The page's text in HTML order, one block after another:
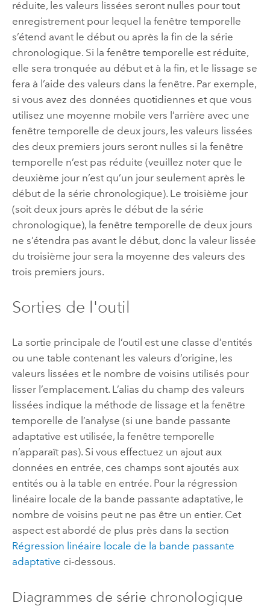
réduite, les valeurs lissées seront nulles pour tout
enregistrement pour lequel la fenêtre temporelle
s’étend avant le début ou après la fin de la série
chronologique. Si la fenêtre temporelle est réduite,
elle sera tronquée au début et à la fin, et le lissage se
fera à l’aide des valeurs dans la fenêtre. Par exemple,
si vous avez des données quotidiennes et que vous
utilisez une moyenne mobile vers l’arrière avec une
fenêtre temporelle de deux jours, les valeurs lissées
des deux premiers jours seront nulles si la fenêtre
temporelle n’est pas réduite (veuillez noter que le
deuxième jour n’est qu’un jour seulement après le
début de la série chronologique). Le troisième jour
(soit deux jours après le début de la série
chronologique), la fenêtre temporelle de deux jours
ne s’étendra pas avant le début, donc la valeur lissée
du troisième jour sera la moyenne des valeurs des
trois premiers jours.
Sorties de l'outil
La sortie principale de l’outil est une classe d’entités
ou une table contenant les valeurs d’origine, les
valeurs lissées et le nombre de voisins utilisés pour
lisser l’emplacement. L’alias du champ des valeurs
lissées indique la méthode de lissage et la fenêtre
temporelle de l’analyse (si une bande passante
adaptative est utilisée, la fenêtre temporelle
n’apparaît pas). Si vous effectuez un ajout aux
données en entrée, ces champs sont ajoutés aux
entités ou à la table en entrée. Pour la régression
linéaire locale de la bande passante adaptative, le
nombre de voisins peut ne pas être un entier. Cet
aspect est abordé de plus près dans la section
Régression linéaire locale de la bande passante
adaptative ci-dessous.
Diagrammes de série chronologique